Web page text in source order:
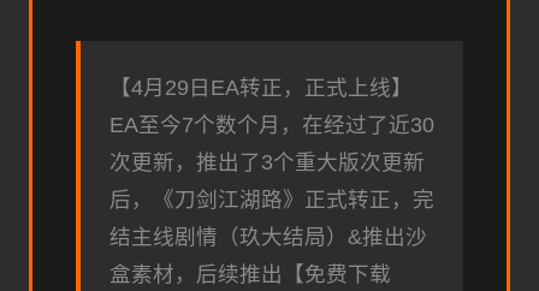
【4月29日EA转正，正式上线】
EA至今7个数个月，在经过了近30
次更新，推出了3个重大版次更新
后，《刀剑江湖路》正式转正，完
结主线剧情（玖大结局）&推出沙
盒素材，后续推出【免费下载